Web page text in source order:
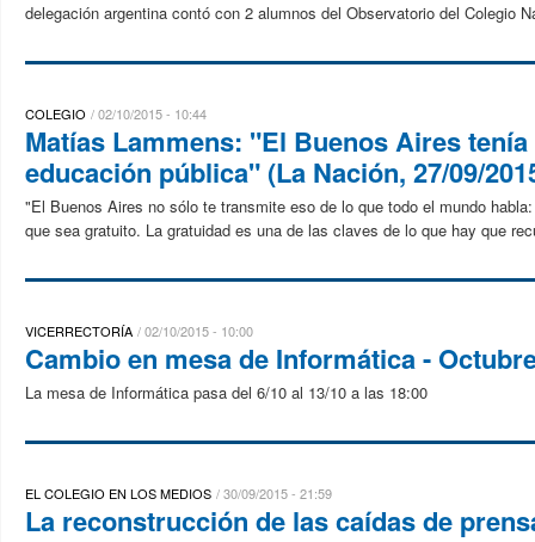
delegación argentina contó con 2 alumnos del Observatorio del Colegio
COLEGIO 02/10/2015 - 10:44
Matías Lammens: "El Buenos Aires
educación pública" (La Nación, 27/09/
"El Buenos Aires no sólo te transmite eso de lo que todo el mundo
que sea gratuito. La gratuidad es una de las claves de lo que hay que
VICERRECTORÍA 02/10/2015 - 10:00
Cambio en mesa de Informática -
La mesa de Informática pasa del 6/10 al 13/10 a las 18:00
EL COLEGIO EN LOS MEDIOS 30/09/2015 - 21:59
La reconstrucción de las caídas de